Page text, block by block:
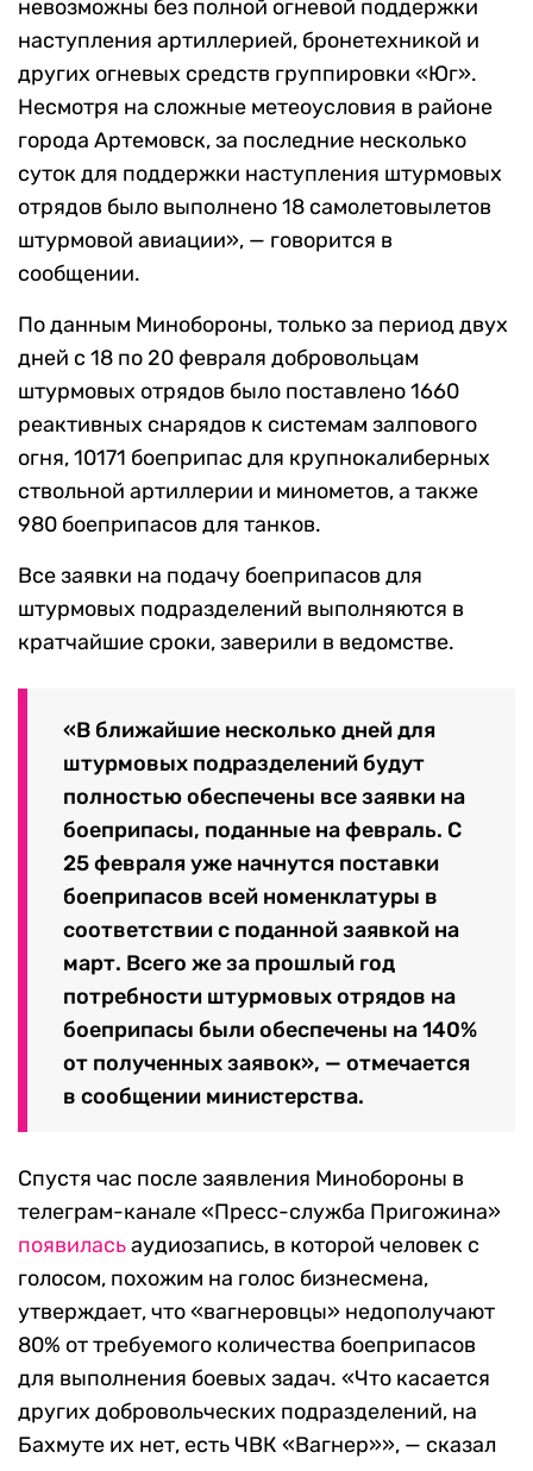
невозможны без полной огневой поддержки
наступления артиллерией, бронетехникой и
других огневых средств группировки «Юг».
Несмотря на сложные метеоусловия в районе
города Артемовск, за последние несколько
суток для поддержки наступления штурмовых
отрядов было выполнено 18 самолетовылетов
штурмовой авиации», — говорится в
сообщении.
По данным Минобороны, только за период двух
дней с 18 по 20 февраля добровольцам
штурмовых отрядов было поставлено 1660
реактивных снарядов к системам залпового
огня, 10171 боеприпас для крупнокалиберных
ствольной артиллерии и минометов, а также
980 боеприпасов для танков.
Все заявки на подачу боеприпасов для
штурмовых подразделений выполняются в
кратчайшие сроки, заверили в ведомстве.
«В ближайшие несколько дней для
штурмовых подразделений будут
полностью обеспечены все заявки на
боеприпасы, поданные на февраль. С
25 февраля уже начнутся поставки
боеприпасов всей номенклатуры в
соответствии с поданной заявкой на
март. Всего же за прошлый год
потребности штурмовых отрядов на
боеприпасы были обеспечены на 140%
от полученных заявок», — отмечается
в сообщении министерства.
Спустя час после заявления Минобороны в
телеграм-канале «Пресс-служба Пригожина»
появиласьаудиозапись, в которой человек с
голосом, похожим на голос бизнесмена,
утверждает, что «вагнеровцы» недополучают
80% от требуемого количества боеприпасов
для выполнения боевых задач. «Что касается
других добровольческих подразделений, на
Бахмуте их нет, есть ЧВК «Вагнер»», — сказал